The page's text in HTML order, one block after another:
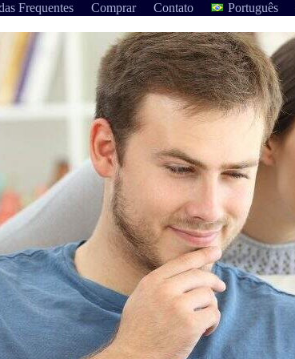
Frequentes Comprar Contato Português